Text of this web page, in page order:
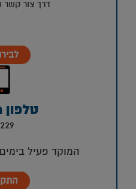
דרך צור קשר
המוקד פעיל בימים א-ה